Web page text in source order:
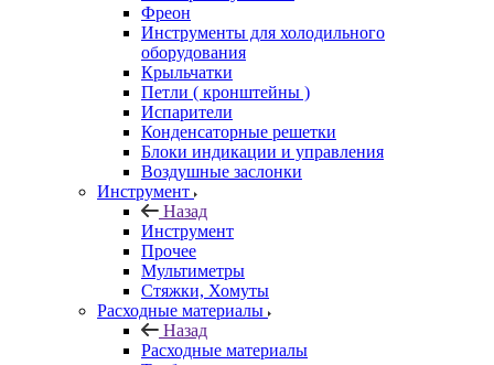
Фреон
Инструменты для холодильного
оборудования
Крыльчатки
Петли ( кронштейны )
Испарители
Конденсаторные решетки
Блоки индикации и управления
Воздушные заслонки
Инструмент
Назад
Инструмент
Прочее
Мультиметры
Стяжки, Хомуты
Расходные материалы
Назад
Расходные материалы